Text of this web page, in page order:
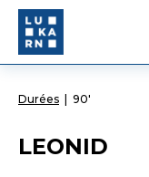
Durées 90'
LEONID